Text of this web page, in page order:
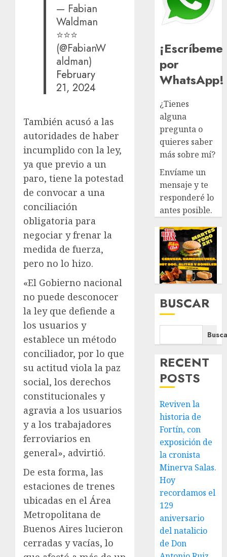
— Fabian
Waldman
⭐️⭐️⭐️
(@FabianW
aldman)
February
21, 2024
También acusó a las
autoridades de haber
incumplido con la ley,
ya que previo a un
paro, tiene la potestad
de convocar a una
conciliación
obligatoria para
negociar y frenar la
medida de fuerza,
pero no lo hizo.
«El Gobierno nacional
no puede desconocer
la ley que defiende a
los usuarios y
establece un método
conciliador, por lo que
su actitud viola la paz
social, los derechos
constitucionales y
agravia a los usuarios
y a los trabajadores
ferroviarios en
general», advirtió.
De esta forma, las
estaciones de trenes
ubicadas en el Área
Metropolitana de
Buenos Aires lucieron
cerradas y vacías, lo
¡Escríbeme
por
WhatsApp!
¿Tienes
alguna
pregunta o
quieres saber
más sobre mí?
Envíame un
mensaje y te
responderé lo
antes posible.
BUSCAR
RECENT
POSTS
Reviven la
historia de
Fortín, con
exposición de
la cronista
Minerva Salas.
Hoy
recordamos el
129
aniversario
del natalicio
de Don